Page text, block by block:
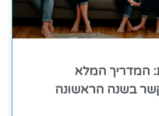
המדריך המלא
בשנה הראשונה